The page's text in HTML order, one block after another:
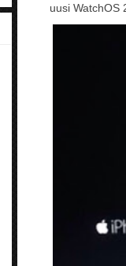
uusi WatchOS